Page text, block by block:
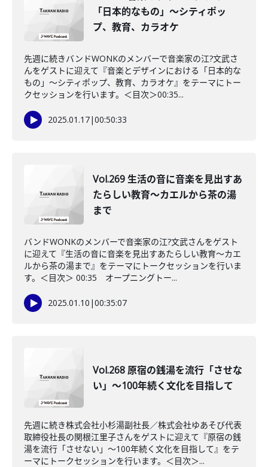
「日本的なもの」～シティポッ
プ、教育、カラオケ
先週に続きバンドWONKのメンバーで音楽家の江?文武さ
んをゲストに迎えて『音楽とデザインにおける「日本的な
もの」～シティポップ、教育、カラオケ』をテーマにトー
クセッションを行います。＜目次＞00:35...
2025.01.17|00:50:33
Vol.269 生活の音に音楽を見出すあ
たらしい教育～カエルから茶の湯
まで
バンドWONKのメンバーで音楽家の江?文武さんをゲスト
に迎えて『生活の音に音楽を見出すあたらしい教育～カエ
ルから茶の湯まで』をテーマにトークセッションを行いま
す。＜目次＞ 00:35 オープニングトー...
2025.01.10 |00:35:07
Vol.268 原宿の銭湯を流行「させな
い」～100年続く文化を目指して
先週に続き株式会社小杉湯副社長／株式会社ゆあそび代表
取締役社長の関根江里子さんをゲストに迎えて『原宿の銭
湯を流行「させない」～100年続く文化を目指して』をテ
ーマにトークセッションを行います。＜目次＞...